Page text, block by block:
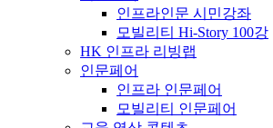
인프라인문 시민강좌
모빌리티 Hi-Story 100강
HK 인프라 리빙랩
인문페어
인프라 인문페어
모빌리티 인문페어